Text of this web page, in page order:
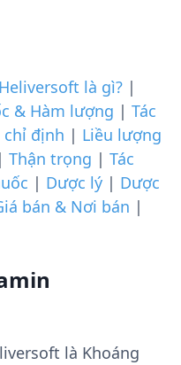
là gì? |
& Hàm lượng | Tác
chỉ định | Liều lượng
| Thận trọng | Tác
| Dược lý | Dược
bán & Nơi bán |
là Khoáng